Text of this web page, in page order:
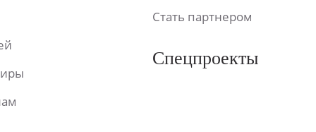
Стать партнером
Спецпроекты